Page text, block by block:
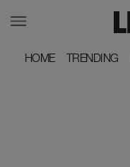
HOME
HOME TRENDING
TRENDING